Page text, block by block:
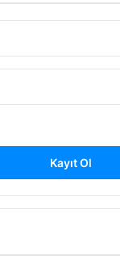
Kayıt Ol